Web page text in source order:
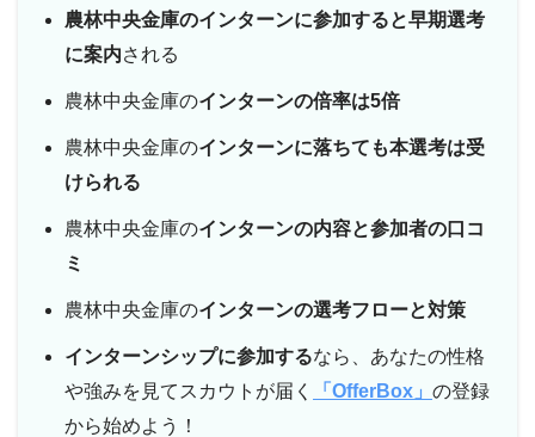
農林中央金庫のインターンに参加すると早期選考
に案内される
農林中央金庫のインターンの倍率は5倍
農林中央金庫のインターンに落ちても本選考は受
けられる
農林中央金庫のインターンの内容と参加者の口コ
ミ
農林中央金庫のインターンの選考フローと対策
インターンシップに参加するなら、あなたの性格
や強みを見てスカウトが届く
「OfferBox」 の登録
から始めよう！